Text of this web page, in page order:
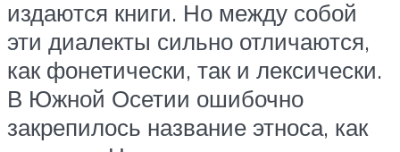
издаются книги. Но между собой
эти диалекты сильно отличаются,
как фонетически, так и лексически.
В Южной Осетии ошибочно
закрепилось название этноса, как